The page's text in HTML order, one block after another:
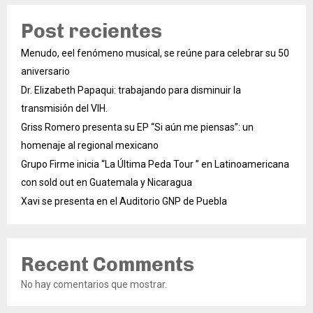
Post recientes
Menudo, eel fenómeno musical, se reúne para celebrar su 50
aniversario
Dr. Elizabeth Papaqui: trabajando para disminuir la
transmisión del VIH.
Griss Romero presenta su EP “Si aún me piensas”: un
homenaje al regional mexicano
Grupo Firme inicia “La Última Peda Tour ” en Latinoamericana
con sold out en Guatemala y Nicaragua
Xavi se presenta en el Auditorio GNP de Puebla
Recent Comments
No hay comentarios que mostrar.